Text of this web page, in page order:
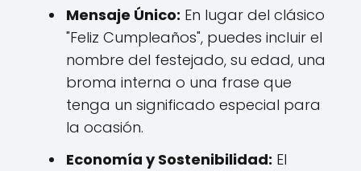
Mensaje Único: En lugar del clásico
"Feliz Cumpleaños", puedes incluir el
nombre del festejado, su edad, una
broma interna o una frase que
tenga un significado especial para
la ocasión.
Economía y Sostenibilidad: El